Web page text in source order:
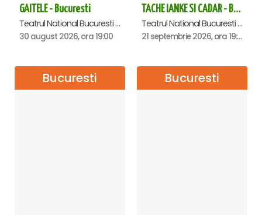
GAITELE - Bucuresti
Teatrul National Bucuresti - Sala Ion Caramitru, Bucuresti
30 august 2026, ora 19:00
TACHE IANKE SI CADAR - Bucuresti
Teatrul National Bucuresti - Sala Ion Caramitru, Bucuresti
21 septembrie 2026, ora 19:00
Bucuresti Bucuresti